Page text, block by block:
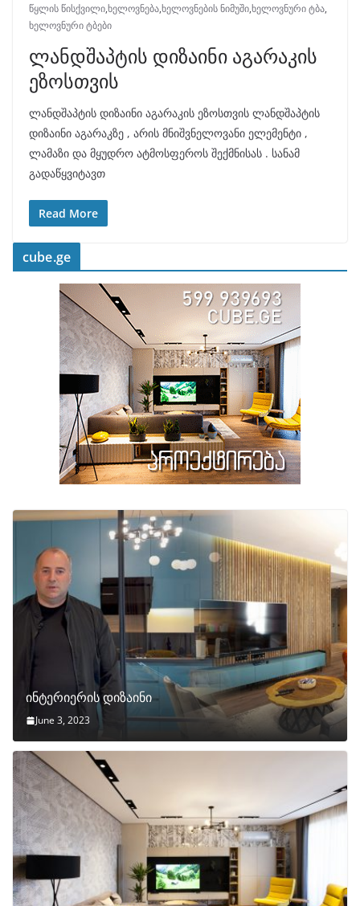
წყლის წისქვილი,ხელოვნება,ხელოვნების ნიმუში,ხელოვნური ტბა,
ხელოვნური ტბები
ლანდშაპტის დიზაინი აგარაკის
ეზოსთვის
ლანდშაპტის დიზაინი აგარაკის ეზოსთვის ლანდშაპტის
დიზაინი აგარაკზე , არის მნიშვნელოვანი ელემენტი ,
ლამაზი და მყუდრო ატმოსფეროს შექმნისას . სანამ
გადაწყვიტავთ
Read More
cube.ge
ინტერიერის დიზაინი
June 3, 2023